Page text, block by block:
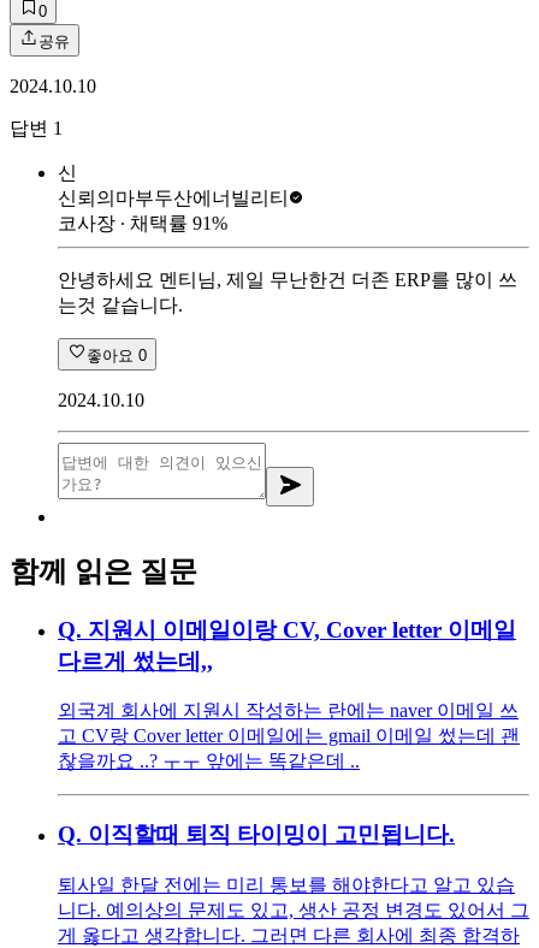
0
공유
2024.10.10
답변 1
신
신뢰의마부두산에너빌리티
코사장 ∙ 채택률 91%
안녕하세요 멘티님, 제일 무난한건 더존 ERP를 많이 쓰
는것 같습니다.
좋아요 0
2024.10.10
함께 읽은 질문
Q. 지원시 이메일이랑 CV, Cover letter 이메일
다르게 썼는데,,
외국계 회사에 지원시 작성하는 란에는 naver 이메일 쓰
고 CV랑 Cover letter 이메일에는 gmail 이메일 썼는데 괜
찮을까요 ..? ㅜㅜ 앞에는 똑같은데 ..
Q. 이직할때 퇴직 타이밍이 고민됩니다.
퇴사일 한달 전에는 미리 통보를 해야한다고 알고 있습
니다. 예의상의 문제도 있고, 생산 공정 변경도 있어서 그
게 옳다고 생각합니다. 그러면 다른 회사에 최종 합격하